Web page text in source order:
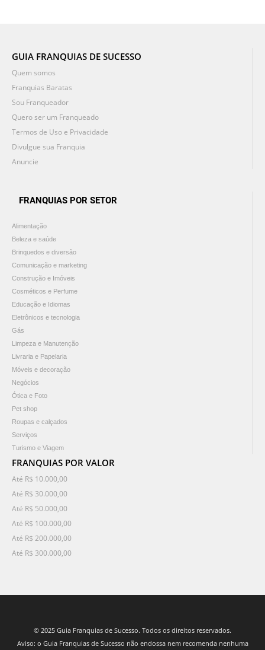
GUIA FRANQUIAS DE SUCESSO
Quem somos
Franquias Baratas
Sou Franqueador
Quero ser um Franqueado
Termos de Uso e Privacidade
Divulgue sua Franquia
Anuncie
FRANQUIAS POR SETOR
Alimentação
Beleza e saúde
Brinquedos e diversão
Comunicação e marketing
Construção e Imóveis
Cosméticos e Perfume
Educação e Idiomas
Eletrônicos e tecnologia
Gás
Limpeza e Manutenção
Livraria e Papelaria
Móveis e decoração
Negócios
Ótica e Foto
Pet shop
Roupas e calçados
Serviços
Turismo e Viagem
FRANQUIAS POR VALOR
Até R$ 10.000,00
Até R$ 30.000,00
Até R$ 50.000,00
Até R$ 100.000,00
Até R$ 200.000,00
Até R$ 300.000,00
© 2025 Guia Franquias de Sucesso. Todos os direitos reservados.
Aviso: o Guia Franquias de Sucesso não endossa nem recomenda nenhuma